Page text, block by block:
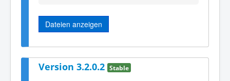
Dateien anzeigen
Version 3.2.0.2 Stable